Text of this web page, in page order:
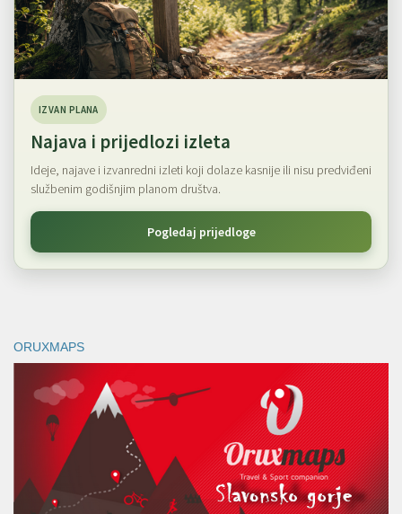
IZVAN PLANA
Najava i prijedlozi izleta
Ideje, najave i izvanredni izleti koji dolaze kasnije ili nisu predviđeni
službenim godišnjim planom društva.
Pogledaj prijedloge
ORUXMAPS